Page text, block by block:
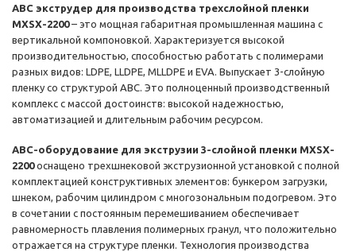
ABC экструдер для производства трехслойной пленки
MXSX-2200– это мощная габаритная промышленная машина с
вертикальной компоновкой. Характеризуется высокой
производительностью, способностью работать с полимерами
разных видов: LDPE, LLDPE, MLLDPE и EVA. Выпускает 3-слойную
пленку со структурой АВС. Это полноценный производственный
комплекс с массой достоинств: высокой надежностью,
автоматизацией и длительным рабочим ресурсом.
АВС-оборудование для экструзии 3-слойной пленки MXSX-
2200оснащено трехшнековой экструзионной установкой с полной
комплектацией конструктивных элементов: бункером загрузки,
шнеком, рабочим цилиндром с многозональным подогревом. Это
в сочетании с постоянным перемешиванием обеспечивает
равномерность плавления полимерных гранул, что положительно
отражается на структуре пленки. Технология производства